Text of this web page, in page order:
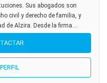
Sus abogados son
civil y derecho de familia, y
de Alzira. Desde la firma...